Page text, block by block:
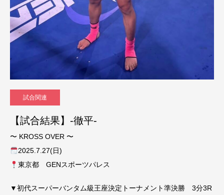
試合関連
【試合結果】-徹平-
〜 KROSS OVER 〜
2025.7.27(日)
東京都 GENスポーツパレス
▼初代スーパーバンタム級王座決定トーナメント準決勝 3分3R